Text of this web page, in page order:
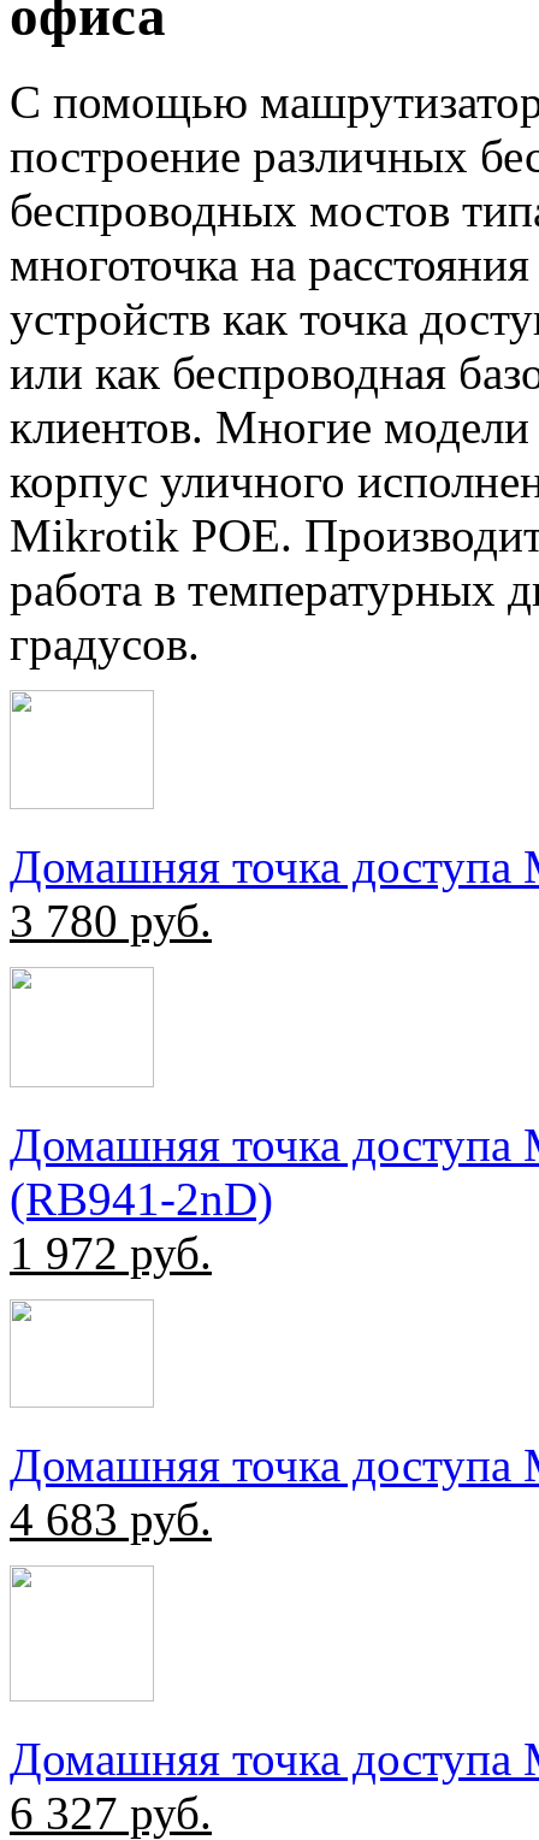
офиса
С помощью
построение различных
беспроводных мостов
многоточка на
устройств как точка
или как беспроводная
клиентов. Многие
корпус уличного
Mikrotik POE.
работа в температурных
градусов.
Домашняя точка
3 780 руб.
Домашняя точка
(RB941-2nD)
1 972 руб.
Домашняя точка
4 683 руб.
Домашняя точка
6 327 руб.